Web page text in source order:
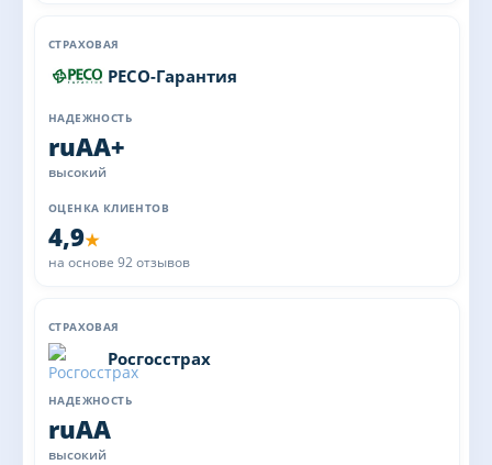
РЕСО-Гарантия
ruAA+
высокий
4,9★
на основе 92 отзывов
Росгосстрах
ruAA
высокий